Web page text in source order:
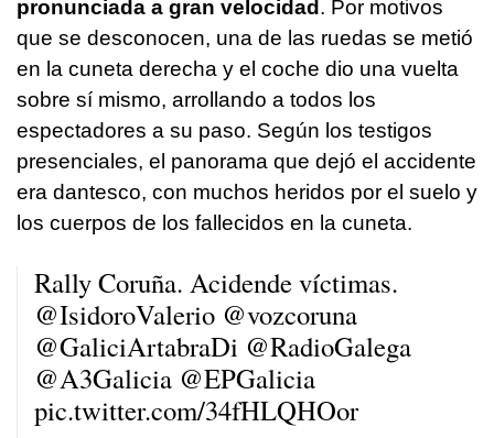
pronunciada a gran velocidad . Por motivos
que se desconocen, una de las ruedas se metió
en la cuneta derecha y el coche dio una vuelta
sobre sí mismo, arrollando a todos los
espectadores a su paso. Según los testigos
presenciales, el panorama que dejó el accidente
era dantesco, con muchos heridos por el suelo y
los cuerpos de los fallecidos en la cuneta.
Rally Coruña. Acidende víctimas.
@IsidoroValerio @vozcoruna
@GaliciArtabraDi @RadioGalega
@A3Galicia @EPGalicia
pic.twitter.com/34fHLQHOor